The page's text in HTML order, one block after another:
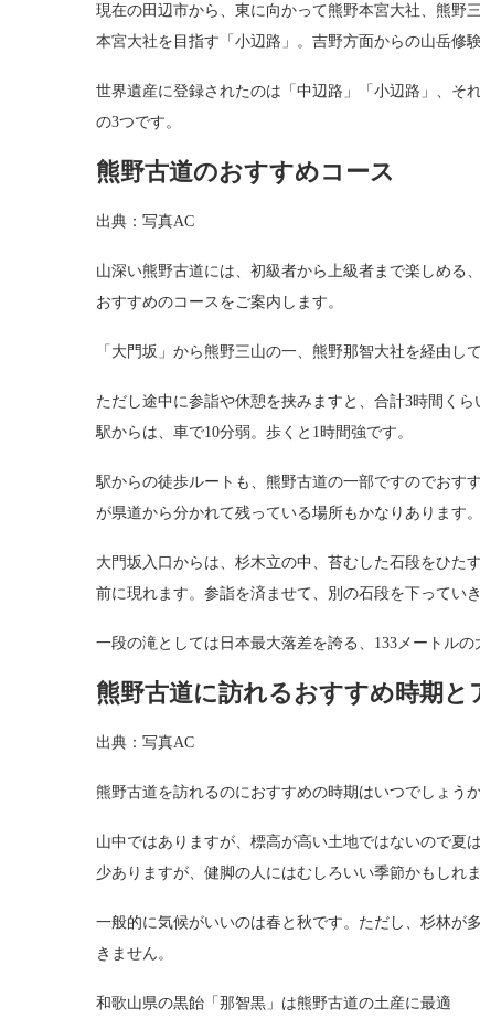
現在の田辺市から、東に向かって熊野本宮大社、熊野
本宮大社を目指す「小辺路」。吉野方面からの山岳修
世界遺産に登録されたのは「中辺路」「小辺路」、そ
の3つです。
熊野古道のおすすめコース
出典：写真AC
山深い熊野古道には、初級者から上級者まで楽しめる
おすすめのコースをご案内します。
「大門坂」から熊野三山の一、熊野那智大社を経由し
ただし途中に参詣や休憩を挟みますと、合計3時間く
駅からは、車で10分弱。歩くと1時間強です。
駅からの徒歩ルートも、熊野古道の一部ですのでおす
が県道から分かれて残っている場所もかなりあります。
大門坂入口からは、杉木立の中、苔むした石段をひた
前に現れます。参詣を済ませて、別の石段を下ってい
一段の滝としては日本最大落差を誇る、133メートルの
熊野古道に訪れるおすすめ時期と
出典：写真AC
熊野古道を訪れるのにおすすめの時期はいつでしょうか
山中ではありますが、標高が高い土地ではないので夏
少ありますが、健脚の人にはむしろいい季節かもしれま
一般的に気候がいいのは春と秋です。ただし、杉林が
きません。
和歌山県の黒飴「那智黒」は熊野古道の土産に最適